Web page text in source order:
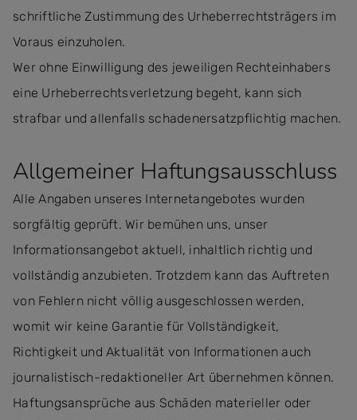
schriftliche Zustimmung des Urheberrechtsträgers im
Voraus einzuholen.
Wer ohne Einwilligung des jeweiligen Rechteinhabers
eine Urheberrechtsverletzung begeht, kann sich
strafbar und allenfalls schadenersatzpflichtig machen.
Allgemeiner Haftungsausschluss
Alle Angaben unseres Internetangebotes wurden
sorgfältig geprüft. Wir bemühen uns, unser
Informationsangebot aktuell, inhaltlich richtig und
vollständig anzubieten. Trotzdem kann das Auftreten
von Fehlern nicht völlig ausgeschlossen werden,
womit wir keine Garantie für Vollständigkeit,
Richtigkeit und Aktualität von Informationen auch
journalistisch-redaktioneller Art übernehmen können.
Haftungsansprüche aus Schäden materieller oder